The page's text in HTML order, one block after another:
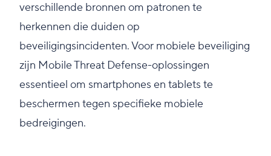
verschillende bronnen om patronen te
herkennen die duiden op
beveiligingsincidenten. Voor mobiele beveiliging
zijn Mobile Threat Defense-oplossingen
essentieel om smartphones en tablets te
beschermen tegen specifieke mobiele
bedreigingen.